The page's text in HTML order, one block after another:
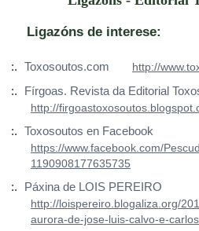
Ligazóns de interese:
:. Toxosoutos.com
http://
:.
Fírgoas. Revista da Editorial
http://
:.
Toxosoutos en Facebook
https://www.facebook.com/
1190908177635735
:.
Páxina de LOIS PEREIRO
http://loispereiro.blogaliza.org/
aurora-de-jose-luis-calvo-e-